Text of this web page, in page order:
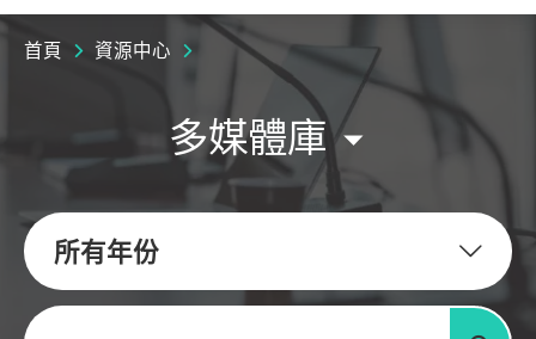
首頁 資源中心
多媒體庫
所有年份
關鍵字